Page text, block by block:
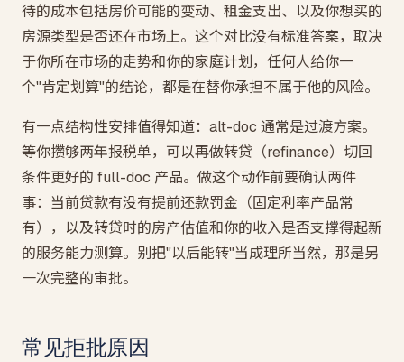
待的成本包括房价可能的变动、租金支出、以及你想买的
房源类型是否还在市场上。这个对比没有标准答案，取决
于你所在市场的走势和你的家庭计划，任何人给你一
个"肯定划算"的结论，都是在替你承担不属于他的风险。
有一点结构性安排值得知道：alt-doc 通常是过渡方案。
等你攒够两年报税单，可以再做转贷（refinance）切回
条件更好的 full-doc 产品。做这个动作前要确认两件
事：当前贷款有没有提前还款罚金（固定利率产品常
有），以及转贷时的房产估值和你的收入是否支撑得起新
的服务能力测算。别把"以后能转"当成理所当然，那是另
一次完整的审批。
常见拒批原因